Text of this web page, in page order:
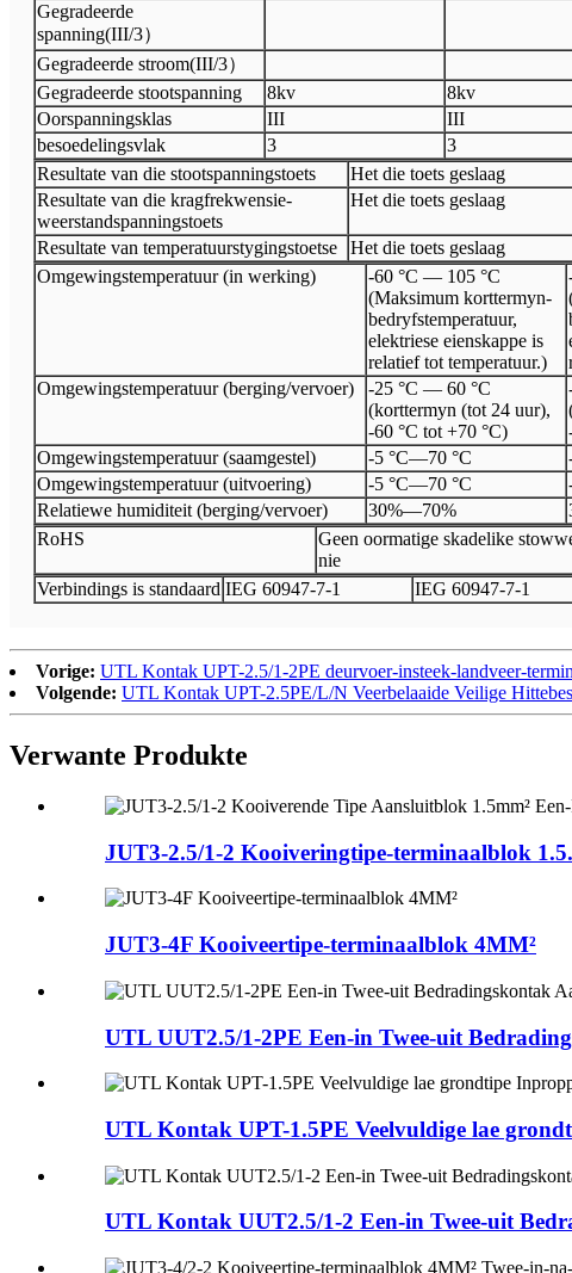
Gegradeerde
spanning(III/3）
Gegradeerde stroom(III/3）
Gegradeerde stootspanning
8kv 8kv
Oorspanningsklas
III III
besoedelingsvlak
3 3
Resultate van die stootspanningstoets
Het die toets geslaag
Resultate van die kragfrekwensie-
weerstandspanningstoets
Het die toets geslaag
Resultate van temperatuurstygingstoetse Het die toets geslaag
Omgewingstemperatuur (in werking)
-60 °C — 105 °C
(Maksimum korttermyn-
bedryfstemperatuur,
elektriese eienskappe is
relatief tot temperatuur.)
Omgewingstemperatuur (berging/vervoer)
-25 °C — 60 °C
(korttermyn (tot 24 uur),
-60 °C tot +70 °C)
Omgewingstemperatuur (saamgestel)
-5 °C—70 °C
Omgewingstemperatuur (uitvoering)
-5 °C—70 °C
Relatiewe humiditeit (berging/vervoer)
30%—70%
RoHS
Geen oormatige skadelike
nie
Verbindings is standaard IEG 60947-7-1 IEG 60947-7-1
Vorige: UTL Kontak UPT-2.5/1-2PE deurvoer-insteek-landveer-
Volgende: UTL Kontak UPT-2.5PE/L/N Veerbelaaide Veilige
Verwante Produkte
JUT3-2.5/1-2 Kooiveringtipe-terminaalblok
JUT3-4F Kooiveertipe-terminaalblok 4MM²
UTL UUT2.5/1-2PE Een-in Twee-uit
UTL Kontak UPT-1.5PE Veelvuldige lae
UTL Kontak UUT2.5/1-2 Een-in Twee-uit